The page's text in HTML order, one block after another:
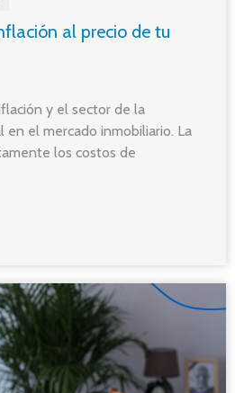
al precio de tu
y el sector de la
en el mercado inmobiliario. La
los costos de